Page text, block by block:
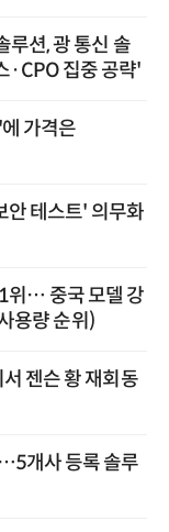
루션, 광 통신 솔
·CPO 집중 공략'
가격은
안 테스트' 의무화
위… 중국 모델 강
용량 순위)
젠슨 황 재회동
개사 등록 솔루